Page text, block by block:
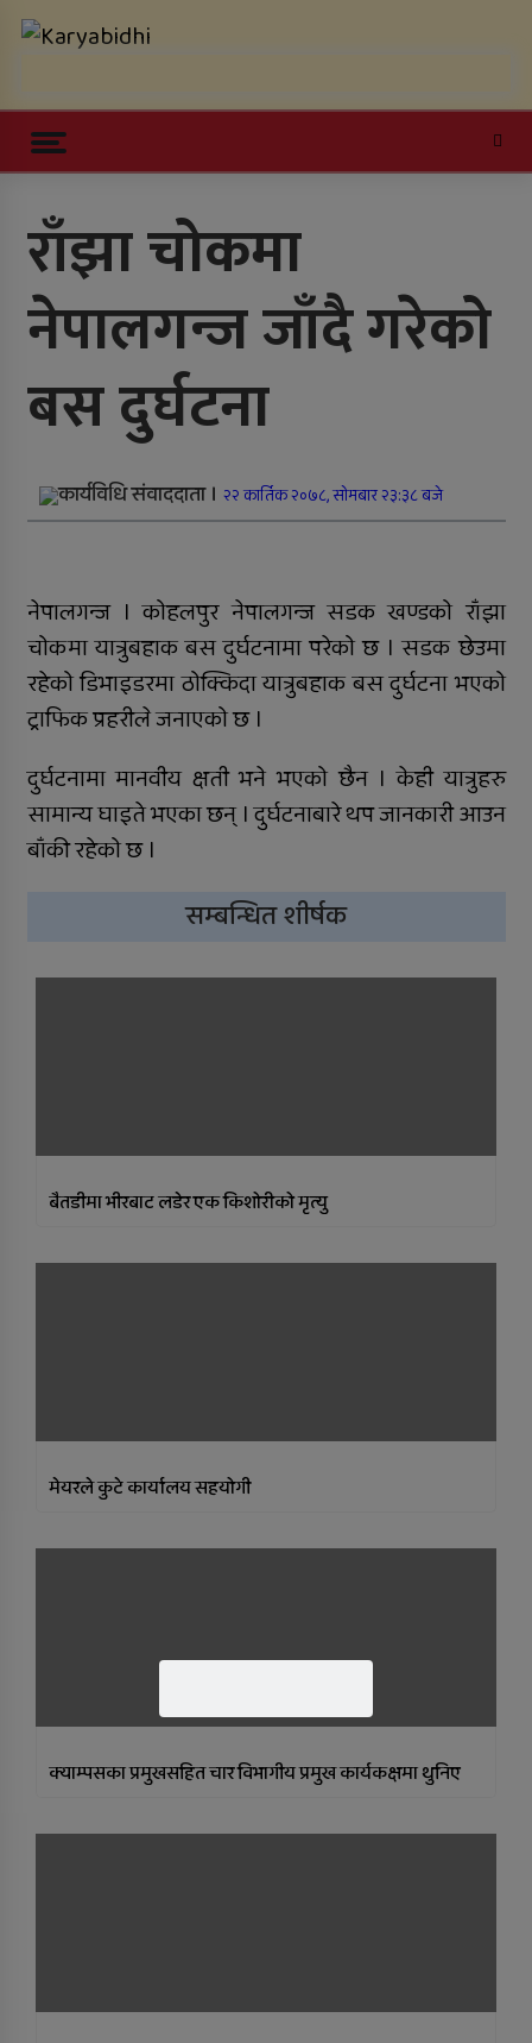
काठमाडौं उपत्यकाबाट बाहिरिने लामो
दूरीका सवारीसाधन बसपार्कमै रोकिए
काँक्रेविहारलाई विश्वस्तरीय पर्यटन केन्द्र
बनाउन सुझाव
सल्यानमा खोरेत रोग नियन्त्रणका लागि
समानताका लागि सरोकारवालाको १० बुँदे
प्रतिबद्धता
प्रदेशमै पहिलो प्रविधिमैत्री बन्दै विरेन्द्रनगर
कर्णालीमा विपद् प्रतिकार्य योजना लागू
रुकुम पश्चिमका छ स्थानीय तहले ल्याए
तिन अर्ब ६२ करोड बजेट
करोड बजेट
राँझा चोकमा
नेपालगन्ज जाँदै गरेको
बस दुर्घटना
कार्यविधि संवाददाता । २२ कार्तिक २०७८, सोमबार २३:३८ बजे
नेपालगन्ज । कोहलपुर नेपालगन्ज सडक खण्डको राँझा
चोकमा यात्रुबहाक बस दुर्घटनामा परेको छ । सडक छेउमा
रहेको डिभाइडरमा ठोक्किदा यात्रुबहाक बस दुर्घटना भएको
ट्राफिक प्रहरीले जनाएको छ ।
दुर्घटनामा मानवीय क्षती भने भएको छैन । केही यात्रुहरु
सामान्य घाइते भएका छन् । दुर्घटनाबारे थप जानकारी आउन
बाँकी रहेको छ ।
सम्बन्धित शीर्षक
बैतडीमा भीरबाट लडेर एक किशोरीको मृत्यु
मेयरले कुटे कार्यालय सहयोगी
क्याम्पसका प्रमुखसहित चार विभागीय प्रमुख कार्यकक्षमा थुनिए